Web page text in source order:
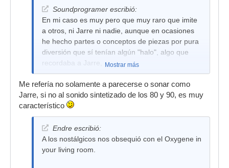
Soundprogramer escribió:
En mi caso es muy pero que muy raro que imite
a otros, ni Jarre ni nadie, aunque en ocasiones
he hecho partes o conceptos de piezas por pura
diversión que sí tenían algún "halo", algo que
recordaba a Jarre,
Mostrar más
Me refería no solamente a parecerse o sonar como
Jarre, si no al sonido sintetizado de los 80 y 90, es muy
característico
Endre escribió:
A los nostálgicos nos obsequió con el Oxygene in
your living room.